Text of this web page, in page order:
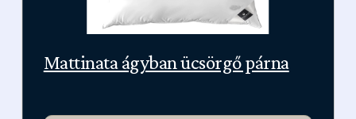
Mattinata ágyban ücsörgő párna